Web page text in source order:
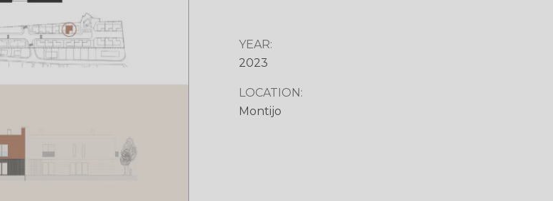
YEAR:
2023
LOCATION:
Montijo